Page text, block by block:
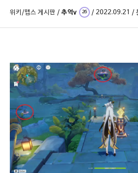
위키/맵스 게시판 / 추억v 26 / 2022.09.21 /